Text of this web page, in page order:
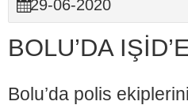
29-06-2020
BOLU’DA
Bolu’da polis